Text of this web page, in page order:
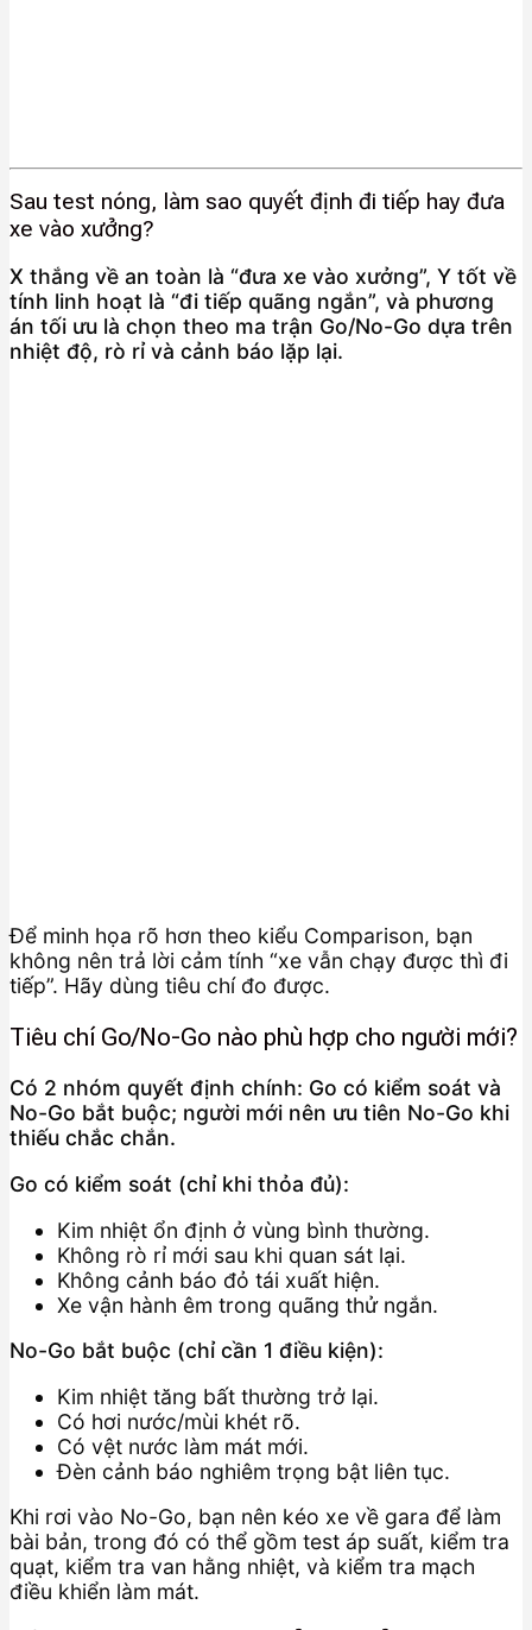
Sau test nóng, làm sao quyết định đi tiếp hay đưa
xe vào xưởng?
X thắng về an toàn là “đưa xe vào xưởng”, Y tốt về
tính linh hoạt là “đi tiếp quãng ngắn”, và phương
án tối ưu là chọn theo ma trận Go/No-Go dựa trên
nhiệt độ, rò rỉ và cảnh báo lặp lại.
Để minh họa rõ hơn theo kiểu Comparison, bạn
không nên trả lời cảm tính “xe vẫn chạy được thì đi
tiếp”. Hãy dùng tiêu chí đo được.
Tiêu chí Go/No-Go nào phù hợp cho người mới?
Có 2 nhóm quyết định chính: Go có kiểm soát và
No-Go bắt buộc; người mới nên ưu tiên No-Go khi
thiếu chắc chắn.
Go có kiểm soát (chỉ khi thỏa đủ):
Kim nhiệt ổn định ở vùng bình thường.
Không rò rỉ mới sau khi quan sát lại.
Không cảnh báo đỏ tái xuất hiện.
Xe vận hành êm trong quãng thử ngắn.
No-Go bắt buộc (chỉ cần 1 điều kiện):
Kim nhiệt tăng bất thường trở lại.
Có hơi nước/mùi khét rõ.
Có vệt nước làm mát mới.
Đèn cảnh báo nghiêm trọng bật liên tục.
Khi rơi vào No-Go, bạn nên kéo xe về gara để làm
bài bản, trong đó có thể gồm test áp suất, kiểm tra
quạt, kiểm tra van hằng nhiệt, và kiểm tra mạch
điều khiển làm mát.